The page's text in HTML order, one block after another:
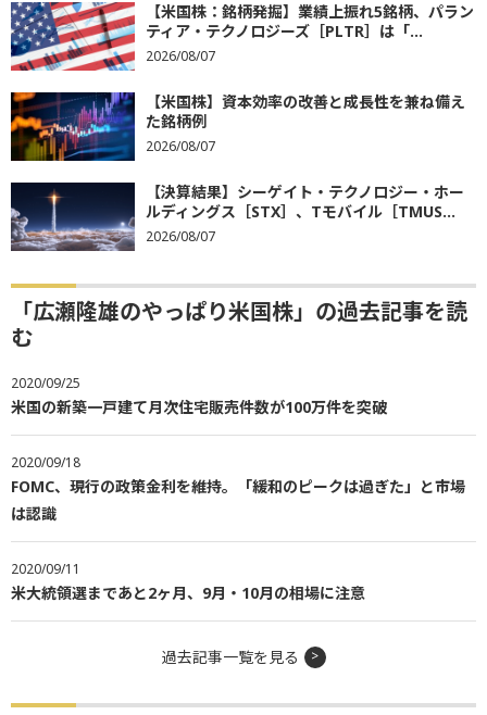
【米国株：銘柄発掘】業績上振れ5銘柄、パラン
ティア・テクノロジーズ［PLTR］は「...
2026/08/07
【米国株】資本効率の改善と成長性を兼ね備え
た銘柄例
2026/08/07
【決算結果】シーゲイト・テクノロジー・ホー
ルディングス［STX］、Tモバイル［TMUS...
2026/08/07
「広瀬隆雄のやっぱり米国株」の過去記事を読
む
2020/09/25
米国の新築一戸建て月次住宅販売件数が100万件を突破
2020/09/18
FOMC、現行の政策金利を維持。「緩和のピークは過ぎた」と市場
は認識
2020/09/11
米大統領選まであと2ヶ月、9月・10月の相場に注意
過去記事一覧を見る